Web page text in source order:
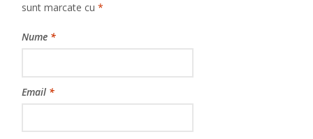
sunt marcate cu*
Nume *
Email *